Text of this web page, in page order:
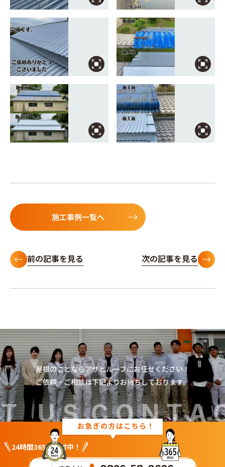
施工事例一覧へ
前の記事を見る 次の記事を見る
Contact
us
US
屋根のことならアサヒルーフにお任せください！
ご依頼・ご相談は下記よりお待ちしております。
24時間365日受付中！